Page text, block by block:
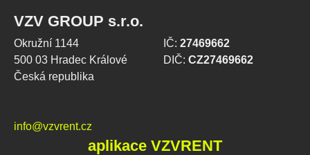
VZV GROUP s.r.o.
Okružní 1144
500 03 Hradec Králové
Česká republika
IČ: 27469662
DIČ: CZ27469662
info@vzvrent.cz
aplikace VZVRENT